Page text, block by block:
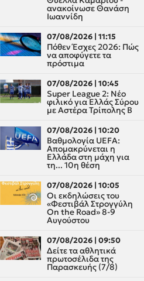
ανακοίνωσε Θανάση
Ιωαννίδη
07/08/2026 | 11:15
Πόθεν Έσχες 2026: Πώς
να αποφύγετε τα
πρόστιμα
07/08/2026 | 10:45
Super League 2: Νέο
φιλικό για Ελλάς Σύρου
με Αστέρα Τρίπολης Β
07/08/2026 | 10:20
Βαθμολογία UEFA:
Απομακρύνεται η
Ελλάδα στη μάχη για
τη... 10η θέση
07/08/2026 | 10:05
Οι εκδηλώσεις του
«Φεστιβάλ Στρογγύλη
On the Road» 8-9
Αυγούστου
07/08/2026 | 09:50
Δείτε τα αθλητικά
πρωτοσέλιδα της
Παρασκευής (7/8)